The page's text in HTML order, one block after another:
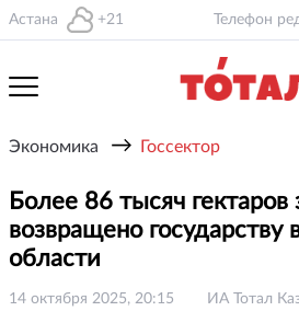
Астана +21 Телефон
Экономика → Госсектор
Более 86 тысяч гектаров
возвращено государству
области
14 октября 2025, 20:15 ИА Тотал